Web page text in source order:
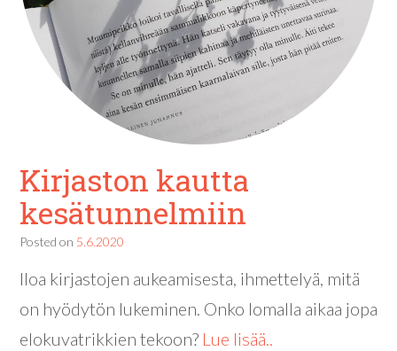
Kirjaston kautta
kesätunnelmiin
Posted on 5.6.2020
Iloa kirjastojen aukeamisesta, ihmettelyä, mitä
on hyödytön lukeminen. Onko lomalla aikaa jopa
elokuvatrikkien tekoon? Lue lisää..